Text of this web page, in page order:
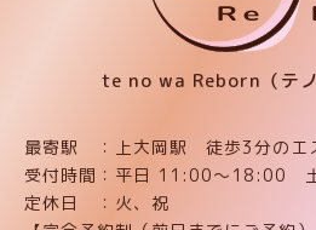
te no wa Reborn（テノ
最寄駅 ：上大岡駅 徒歩3分のエ
受付時間：平日 11:00〜18:00
定休日 ：火、祝